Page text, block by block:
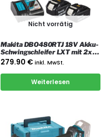
Nicht vorrätig
Makita DBO480RTJ 18V Akku-
Schwingschleifer LXT mit 2x 5
Ah Akkus, Ladegerät und Koffer
279.90 €inkl. MwSt.
Weiterlesen